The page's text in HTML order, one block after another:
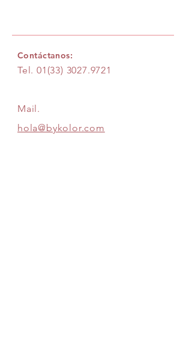
Contáctanos:
Tel. 01(33) 3027.9721
Mail.
hola@bykolor.com